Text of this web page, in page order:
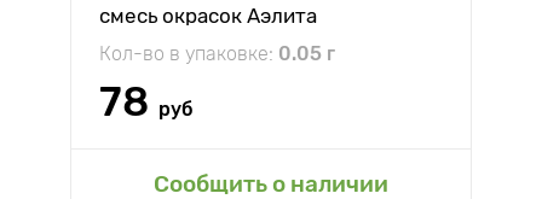
смесь окрасок Аэлита
Кол-во в упаковке: 0.05 г
78 руб
Сообщить о наличии